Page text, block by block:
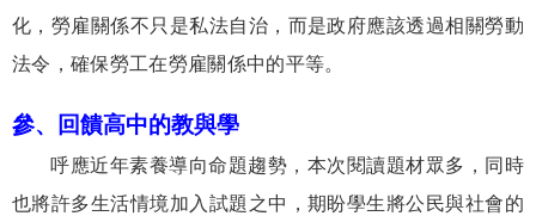
化，勞雇關係不只是私法自治，而是政府應該透過相關勞動
法令，確保勞工在勞雇關係中的平等。
參、回饋高中的教與學
呼應近年素養導向命題趨勢，本次閱讀題材眾多，同時
也將許多生活情境加入試題之中，期盼學生將公民與社會的